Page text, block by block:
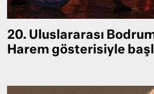
20. Uluslararası
Harem gösterisiyle